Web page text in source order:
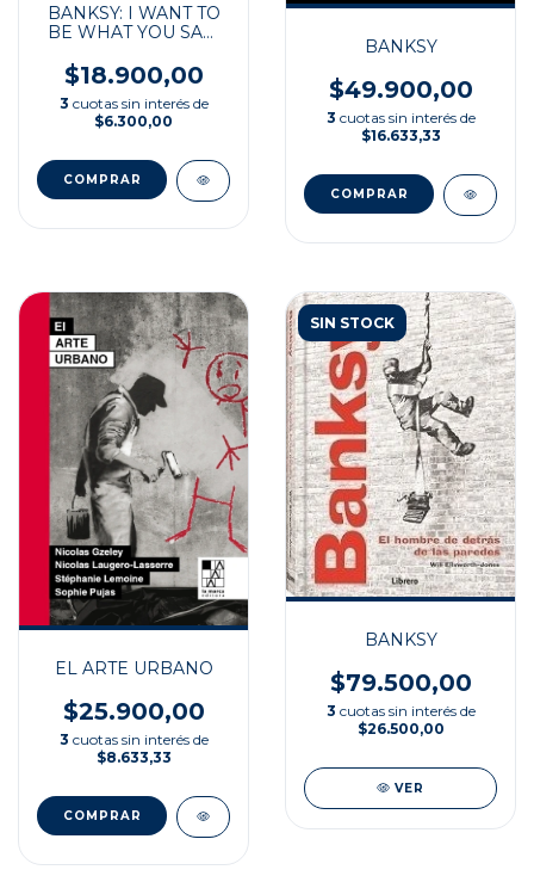
BANKSY: I WANT TO
BE WHAT YOU SAW
$18.900,00
3 cuotas sin interés de
$6.300,00
BANKSY
$49.900,00
3 cuotas sin interés de
$16.633,33
EL ARTE URBANO
$25.900,00
3 cuotas sin interés de
$8.633,33
SIN STOCK
BANKSY
$79.500,00
3 cuotas sin interés de
$26.500,00
VER